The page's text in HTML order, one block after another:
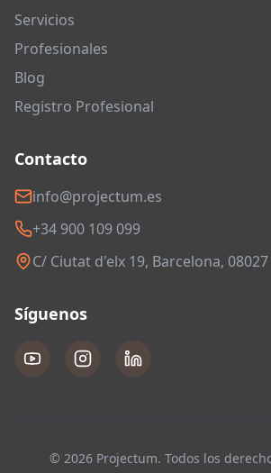
Servicios
Profesionales
Blog
Registro Profesional
Contacto
info@projectum.es
+34 900 109 099
C/ Ciutat d'elx 19, Barcelona, 08027
Síguenos
© 2026 Projectum. Todos los